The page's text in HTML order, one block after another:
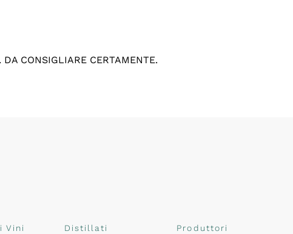
CONSIGLIARE CERTAMENTE.
Vini Distillati
Produttori